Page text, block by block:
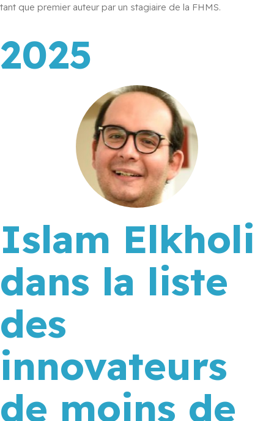
tant que premier auteur par un stagiaire de la FHMS.
2025
Islam Elkholi
dans la liste
des
innovateurs
de moins de